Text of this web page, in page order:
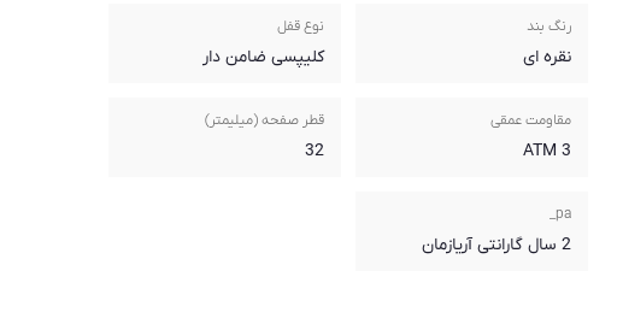
رنگ بند
نقره ای
نوع قفل
کلیپسی ضامن دار
مقاومت عمقی
3 ATM
قطر صفحه (میلیمتر)
32
pa_
2 سال گارانتی آریازمان